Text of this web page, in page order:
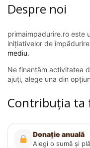
Despre noi
primaimpadurire.ro este
inițiativelor de
mediu.
Ne finanțăm activitatea
ajuți, alege una din
Contribuția ta
Donație anuală
Alegi o sumă și